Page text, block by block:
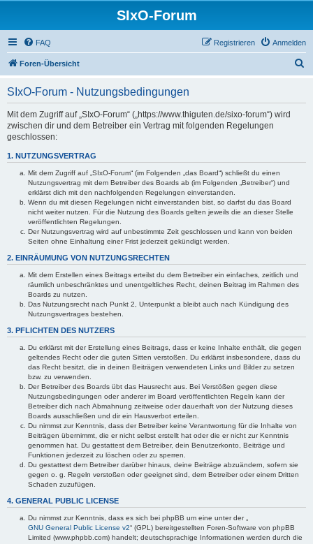
SIxO-Forum
FAQ Anmelden
Registrieren
Foren-Übersicht
SIxO-Forum - Nutzungsbedingungen
Mit dem Zugriff auf „SIxO-Forum“ („https://www.thiguten.de/sixo-forum“) wird
zwischen dir und dem Betreiber ein Vertrag mit folgenden Regelungen
geschlossen:
1. NUTZUNGSVERTRAG
Mit dem Zugriff auf „SIxO-Forum“ (im Folgenden „das Board“) schließt du einen
Nutzungsvertrag mit dem Betreiber des Boards ab (im Folgenden „Betreiber“) und
erklärst dich mit den nachfolgenden Regelungen einverstanden.
Wenn du mit diesen Regelungen nicht einverstanden bist, so darfst du das Board
nicht weiter nutzen. Für die Nutzung des Boards gelten jeweils die an dieser Stelle
veröffentlichten Regelungen.
Der Nutzungsvertrag wird auf unbestimmte Zeit geschlossen und kann von beiden
Seiten ohne Einhaltung einer Frist jederzeit gekündigt werden.
2. EINRÄUMUNG VON NUTZUNGSRECHTEN
Mit dem Erstellen eines Beitrags erteilst du dem Betreiber ein einfaches, zeitlich und
räumlich unbeschränktes und unentgeltliches Recht, deinen Beitrag im Rahmen des
Boards zu nutzen.
Das Nutzungsrecht nach Punkt 2, Unterpunkt a bleibt auch nach Kündigung des
Nutzungsvertrages bestehen.
3. PFLICHTEN DES NUTZERS
Du erklärst mit der Erstellung eines Beitrags, dass er keine Inhalte enthält, die gegen
geltendes Recht oder die guten Sitten verstoßen. Du erklärst insbesondere, dass du
das Recht besitzt, die in deinen Beiträgen verwendeten Links und Bilder zu setzen
bzw. zu verwenden.
Der Betreiber des Boards übt das Hausrecht aus. Bei Verstößen gegen diese
Nutzungsbedingungen oder anderer im Board veröffentlichten Regeln kann der
Betreiber dich nach Abmahnung zeitweise oder dauerhaft von der Nutzung dieses
Boards ausschließen und dir ein Hausverbot erteilen.
Du nimmst zur Kenntnis, dass der Betreiber keine Verantwortung für die Inhalte von
Beiträgen übernimmt, die er nicht selbst erstellt hat oder die er nicht zur Kenntnis
genommen hat. Du gestattest dem Betreiber, dein Benutzerkonto, Beiträge und
Funktionen jederzeit zu löschen oder zu sperren.
Du gestattest dem Betreiber darüber hinaus, deine Beiträge abzuändern, sofern sie
gegen o. g. Regeln verstoßen oder geeignet sind, dem Betreiber oder einem Dritten
Schaden zuzufügen.
4. GENERAL PUBLIC LICENSE
Du nimmst zur Kenntnis, dass es sich bei phpBB um eine unter der „
GNU General Public License v2“ (GPL) bereitgestellten Foren-Software von phpBB
Limited (www.phpbb.com) handelt; deutschsprachige Informationen werden durch die